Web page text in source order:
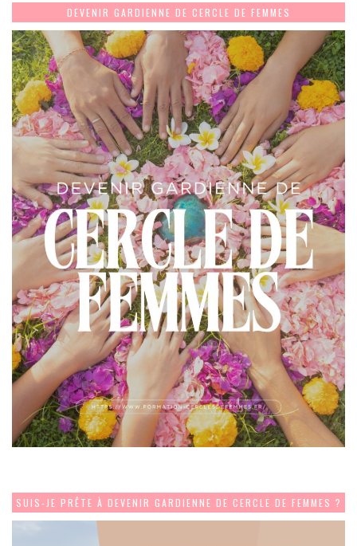
DEVENIR GARDIENNE DE CERCLE DE FEMMES
SUIS-JE PRÊTE À DEVENIR GARDIENNE DE CERCLE DE FEMMES ?